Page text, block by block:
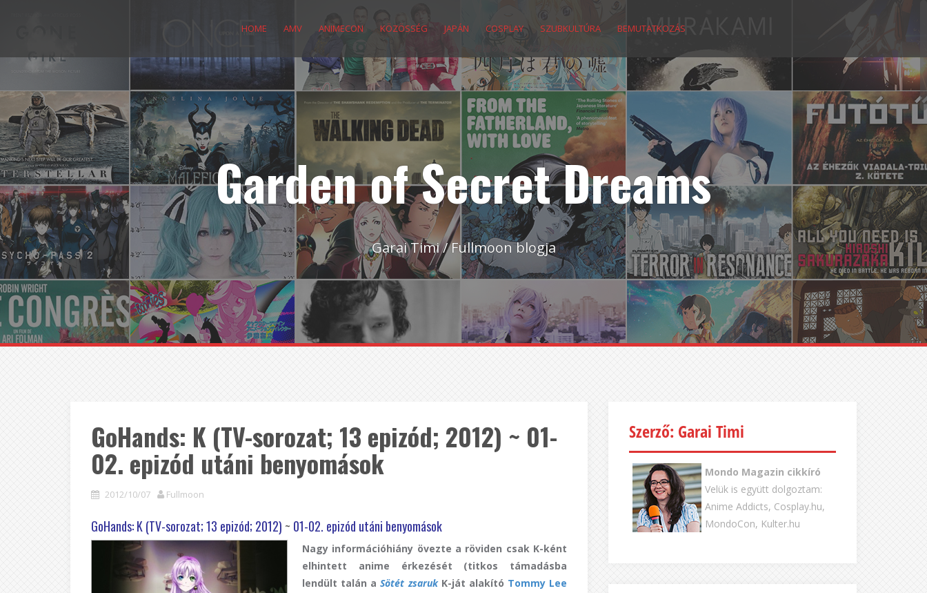
HOME AMV ANIMECON KÖZÖSSÉG JAPÁN COSPLAY SZUBKULTÚRA BEMUTATKOZÁS
Garden of Secret Dreams
Garai Timi / Fullmoon blogja
GoHands: K (TV-sorozat; 13 epizód; 2012) ~ 01-
02. epizód utáni benyomások
2012/10/07 Fullmoon
GoHands: K (TV-sorozat; 13 epizód; 2012) ~ 01-02. epizód utáni benyomások
Nagy információhiány övezte a röviden csak K-ként
elhintett anime érkezését (titkos támadásba
lendült talán aSötét zsarukK-ját alakító Tommy Lee
Szerző: Garai Timi
Mondo Magazin cikkíró
Velük is együtt dolgoztam:
Anime Addicts, Cosplay.hu,
MondoCon, Kulter.hu